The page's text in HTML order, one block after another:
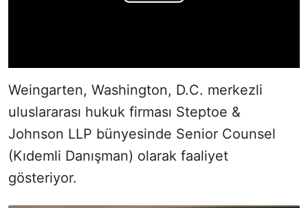
Weingarten, Washington, D.C. merkezli
uluslararası hukuk firması Steptoe &
Johnson LLP bünyesinde Senior Counsel
(Kıdemli Danışman) olarak faaliyet
gösteriyor.